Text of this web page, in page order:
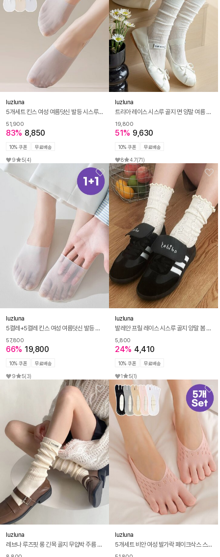
luzluna
5개세트 킨스 여성 여름덧신 발등 시스루 덧신 페이크삭스 양말
51,900
83% 8,850
10% 쿠폰 무료배송
9 5(4)
luzluna
트리아 레이스 시스루 골지 면 양말 여름 긴양말 5켤레 세트
19,800
51% 9,630
10% 쿠폰 무료배송
8 4.7(71)
luzluna
5켤레+5켤레 킨스 여성 여름덧신 발등 시스루 덧신 페이크삭스 양말
57,800
66% 19,800
10% 쿠폰 무료배송
9 5(3)
luzluna
발레안 프릴 레이스 시스루 골지 양말 봄 여름 긴양말 루즈삭스
5,800
24% 4,410
10% 쿠폰 무료배송
1 5(1)
luzluna
레브나 루즈핏 롱 긴목 골지 무압박 주름 양말
luzluna
5개세트 비안 여성 발가락 페이크삭스 스타킹 시스루 덧신